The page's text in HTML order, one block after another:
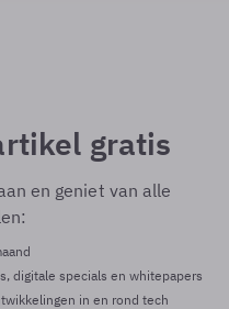
gratis
en geniet van alle
digitale specials en whitepapers
in en rond tech